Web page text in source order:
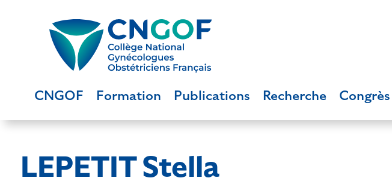
CNGOF Formation Publications Recherche Congrès
LEPETIT Stella